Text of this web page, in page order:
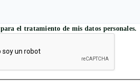
para el tratamiento de mis datos personales.